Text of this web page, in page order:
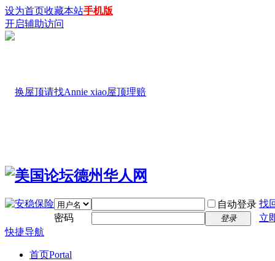
设为首页收藏本站手机版
开启辅助访问
自动登录 找
密码
登录
立
快捷导航
首页Portal